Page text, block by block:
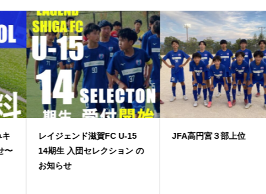
レイジェンド滋賀FC U-15
14期生 入団セレクション の
お知らせ
JFA高円宮３部上位